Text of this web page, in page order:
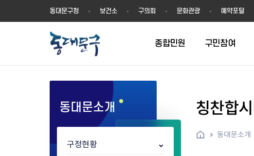
동대문구청 보건소 구의회 문화관광 예약포털
종합민원
민원실안내
온라인번호표 발급(대기현황)
무인민원발급기
세무
건설관리
구민참여
온라인접수
온라인접수내역
설문조사
구정소식
보도자료
포토구정
동대문구소식지
실버 소식지
주요업무계획(2024년~)
주요업무계획(~2023년)
비전 2026
예산일반현황
주민참여예산제도
지방재정공시
역사
상징물
기본현황
상징말(BI)
교육소식
교육프로그램
정보화교육
일자리소식
일자리센터
직업소개사업
동대문소개
구정현황
칭찬합
홈 동대문소개